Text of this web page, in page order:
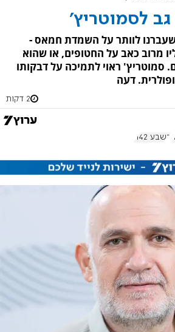
לסמוטריץ'
לוותר על השמדת חמאס -
מרוב כאב על החטופים, או שהוא
סמוטריץ' ראוי לתמיכה על דבקותו
דעה
2 דקות
בשבע 1142